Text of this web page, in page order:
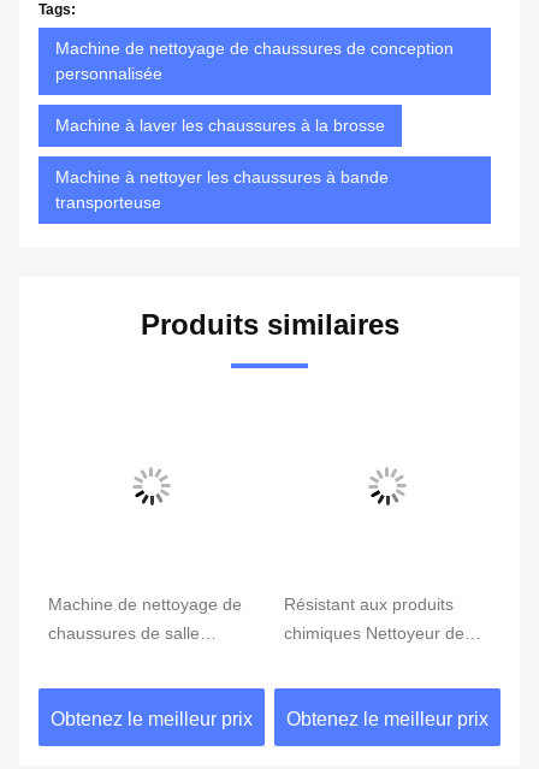
Tags:
Machine de nettoyage de chaussures de conception
personnalisée
Machine à laver les chaussures à la brosse
Machine à nettoyer les chaussures à bande
transporteuse
Produits similaires
Machine de nettoyage de
chaussures de salle
acier inoxydable
1838*768*150 mm pour
l'industrie automobile
Obtenez le meilleur prix
Résistant aux produits
chimiques Nettoyeur de
nettoyage de chaussures
Alliages anti-corrosion
Taille du paquet
Obtenez le meilleur prix